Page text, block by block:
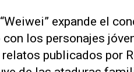
expande el
los personajes
publicados por